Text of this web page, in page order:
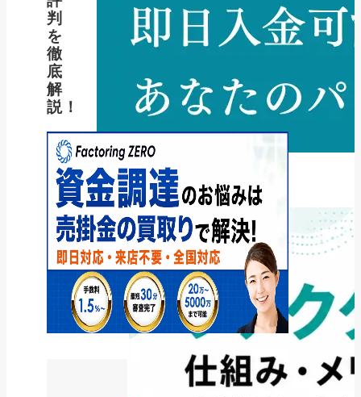
判
を
徹
底
解
説！
新着記事NEW POST